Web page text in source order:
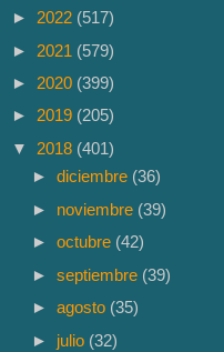
► 2022 (517)
► 2021 (579)
► 2020 (399)
► 2019 (205)
▼ 2018 (401)
►diciembre (36)
► noviembre (39)
►octubre (42)
►septiembre (39)
►agosto (35)
► julio (32)